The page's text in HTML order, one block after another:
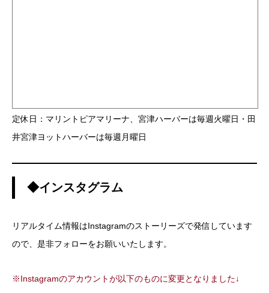
定休日：マリントピアマリーナ、宮津ハーバーは毎週火曜日・田
井宮津ヨットハーバーは毎週月曜日
◆インスタグラム
リアルタイム情報はInstagramのストーリーズで発信しています
ので、是非フォローをお願いいたします。
※Instagramのアカウントが以下のものに変更となりました↓